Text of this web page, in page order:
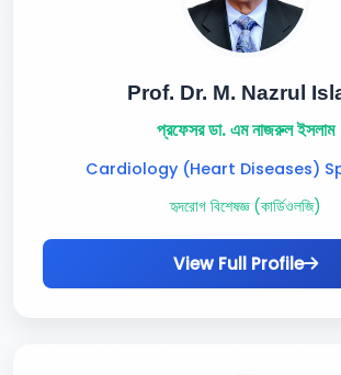
Prof. Dr. M. Nazrul
প্রফেসর ডা. এম নাজরুল ইসলাম
Cardiology (Heart Diseases)
হৃদরোগ বিশেষজ্ঞ (কার্ডিওলজি)
View Full Profile